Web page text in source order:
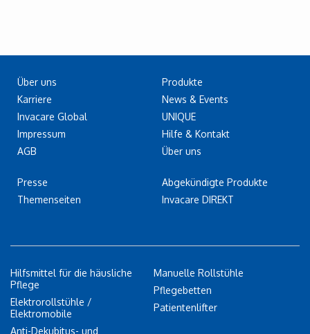
Über uns
Karriere
Invacare Global
Impressum
AGB
Presse
Themenseiten
Produkte
News & Events
UNIQUE
Hilfe & Kontakt
Über uns
Abgekündigte Produkte
Invacare DIREKT
Hilfsmittel für die häusliche
Pflege
Elektrorollstühle /
Elektromobile
Anti-Dekubitus- und
Manuelle Rollstühle
Pflegebetten
Patientenlifter